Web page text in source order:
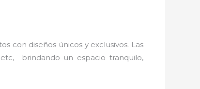
con diseños únicos y exclusivos. Las
etc, brindando un espacio tranquilo,